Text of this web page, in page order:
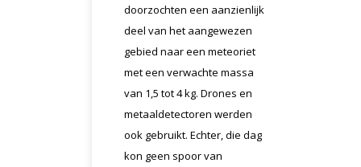
doorzochten een aanzienlijk
deel van het aangewezen
gebied naar een meteoriet
met een verwachte massa
van 1,5 tot 4 kg. Drones en
metaaldetectoren werden
ook gebruikt. Echter, die dag
kon geen spoor van